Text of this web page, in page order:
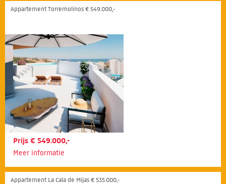
Appartement Torremolinos € 549.000,-
Prijs € 549.000,-
Meer informatie
Appartement La Cala de Mijas € 535.000,-